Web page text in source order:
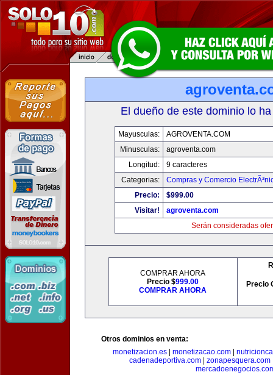
El dueño de este dominio lo
Mayusculas:
AGROVENTA.COM
Minusculas:
agroventa.com
Longitud:
9 caracteres
Categorias:
Compras y Comercio
Precio:
$999.00
Visitar!
agroventa.com
Serán consideradas
COMPRAR AHORA
Precio $999.00
COMPRAR AHORA
Precio
Otros dominios en venta:
monetizacion.es| monetizacao.com|
cadenadeportiva.com
zonapesquera.com